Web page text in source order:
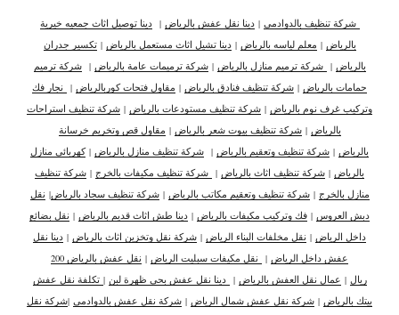
شركة تنظيف بالدوادمي |دينا نقل عفش بالرياض |دينا توصيل اثاث جمعيه خيرية
بالرياض | معلم لياسه بالرياض |دينا تشيل اثاث مستعمل بالرياض |تكسير جدران
بالرياض | شركة ترميم منازل بالرياض |شركة ترميمات عامة بالرياض |شركة ترميم
حمامات بالرياض | شركة تنظيف فنادق بالرياض | مقاول فتحات كوربالرياض |
نجار فك
وتركيب غرف نوم بالرياض | شركة تنظيف مستودعات بالرياض | شركة تنظيف استراحات
بالرياض |شركة تنظيف بيوت شعر بالرياض | مقاول قص وتخريم خرسانة
بالرياض | شركة تنظيف وتعقيم بالرياض | شركة تنظيف منازل بالرياض |كهربائي منازل
بالرياض | شركة تنظيف اثاث بالرياض | شركة تنظيف مكيفات بالخرج | شركة تنظيف
منازل بالخرج |شركة تنظيف وتعقيم مكاتب بالرياض |شركة تنظيف سجاد بالرياض| نقل
دبش العروس | فك وتركيب مكيفات بالرياض | دينا طش اثاث قديم بالرياض | نقل بضائع
داخل الرياض | نقل مخلفات البناء الرياض | شركة نقل وتخزين اثاث بالرياض | دينا نقل
عفش داخل الرياض | نقل مكيفات سبليت الرياض |
نقل عفش بالرياض 200
ريال | عمال نقل العفش بالرياض | دينا نقل عفش بحي ظهرة لبن | تكلفة نقل عفش
بيتك بالرياض | شركة نقل عفش شمال الرياض | شركة نقل عفش بالدوادمي |شركة نقل